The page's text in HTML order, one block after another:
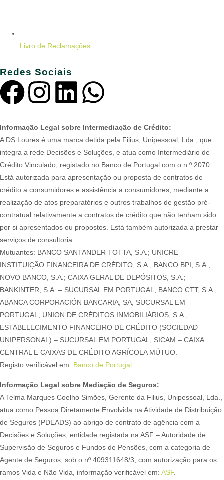
Livro de Reclamações
Redes Sociais
Informação Legal sobre Intermediação de Crédito:
A DS Loures é uma marca detida pela Filius, Unipessoal, Lda., que
integra a rede Decisões e Soluções, e atua como Intermediário de
Crédito Vinculado, registado no Banco de Portugal com o n.º 2070.
Está autorizada para apresentação ou proposta de contratos de
crédito a consumidores e assistência a consumidores, mediante a
realização de atos preparatórios e outros trabalhos de gestão pré-
contratual relativamente a contratos de crédito que não tenham sido
por si apresentados ou propostos. Está também autorizada a prestar
serviços de consultoria.
Mutuantes: BANCO SANTANDER TOTTA, S.A.; UNICRE –
INSTITUIÇÃO FINANCEIRA DE CRÉDITO, S.A.; BANCO BPI, S.A.;
NOVO BANCO, S.A.; CAIXA GERAL DE DEPÓSITOS, S.A.;
BANKINTER, S.A. – SUCURSAL EM PORTUGAL; BANCO CTT, S.A.;
ABANCA CORPORACIÓN BANCARIA, SA, SUCURSAL EM
PORTUGAL; UNION DE CRÉDITOS INMOBILIÁRIOS, S.A.,
ESTABELECIMENTO FINANCEIRO DE CRÉDITO (SOCIEDAD
UNIPERSONAL) – SUCURSAL EM PORTUGAL; SICAM – CAIXA
CENTRAL E CAIXAS DE CRÉDITO AGRÍCOLA MÚTUO.
Registo verificável em: Banco de Portugal
Informação Legal sobre Mediação de Seguros:
A Telma Marques Coelho Simões, Gerente da Filius, Unipessoal, Lda.,
atua como Pessoa Diretamente Envolvida na Atividade de Distribuição
de Seguros (PDEADS) ao abrigo de contrato de agência com a
Decisões e Soluções, entidade registada na ASF – Autoridade de
Supervisão de Seguros e Fundos de Pensões, com a categoria de
Agente de Seguros, sob o nº 409311648/3, com autorização para os
ramos Vida e Não Vida, informação verificável em: ASF.